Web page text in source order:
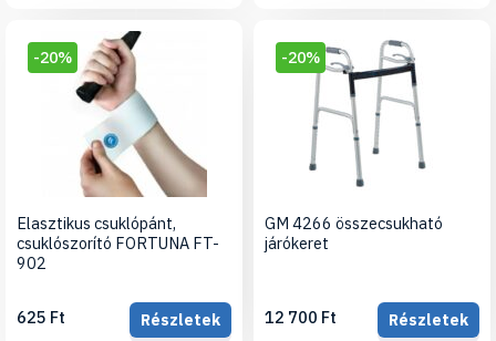
-20%
Elasztikus csuklópánt,
csuklószorító FORTUNA FT-
902
625 Ft
Részletek
-20%
GM 4266 összecsukható
járókeret
12 700 Ft
Részletek